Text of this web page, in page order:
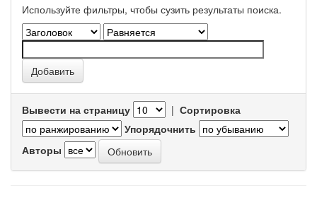
Используйте фильтры, чтобы сузить результаты поиска.
Вывести на страницу | Сортировка
Упорядочнить
Авторы